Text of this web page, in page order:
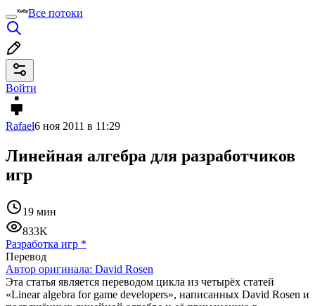
Все потоки
Войти
Rafael6 ноя 2011 в 11:29
Линейная алгебра для разработчиков
игр
19 мин
833K
Разработка игр *
Перевод
Автор оригинала: David Rosen
Эта статья является переводом цикла из четырёх статей
«Linear algebra for game developers», написанных David Rosen и